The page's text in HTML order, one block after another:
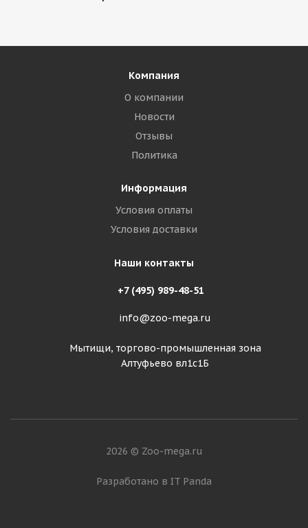
Компания
О компании
Новости
Отзывы
Политика
Информация
Условия оплаты
Условия доставки
Наши контакты
+7 (495) 989-48-51
info@zoo-mega.ru
Мытищи, торгово-промышленная зона
Алтуфьево вл1с1Б
2026 © Zoo-mega.ru
Разработано в IT Panda